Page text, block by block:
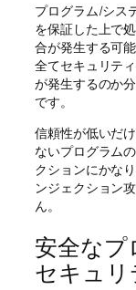
プログラム/シス
を保証した上で
合が発生する可
全てセキュリテ
が発生するのか
です。
信頼性が低いだ
ないプログラム
クションにかな
ンジェクション
ん。
安全な
セキュリ